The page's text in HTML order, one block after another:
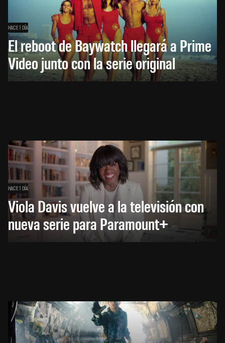
HACE 1 DÍA
El reboot de Baywatch llegará a Prime
Video junto con la serie original
HACE 1 DÍA
Viola Davis vuelve a la televisión con
nueva serie para Paramount+